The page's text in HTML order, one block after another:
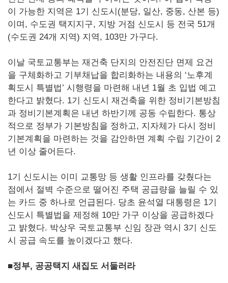
이 가능한 지역은 1기 신도시(분당, 일산, 중동, 산본 등)
이며, 수도권 택지지구, 지방 거점 신도시 등 전국 51개
(수도권 24개 지역) 지역, 103만 가구다.
이날 국토교통부는 재건축 단지의 안전진단 면제 요건
을 구체화하고 기부채납을 합리화하는 내용의 ‘노후계
획도시 특별법’ 시행령을 마련해 내년 1월 초 입법 예고
한다고 밝혔다. 1기 신도시 재건축을 위한 정비기본방침
과 정비기본계획은 내년 하반기께 공동 수립한다. 통상
적으로 정부가 기본방침을 정하고, 지자체가 다시 정비
기본계획을 마련하는 것을 감안하면 계획 수립 기간이 2
년 이상 줄어든다.
1기 신도시는 이미 교통망 등 생활 인프라를 갖췄다는
점에서 절벽 수준으로 떨어진 주택 공급량을 늘릴 수 있
는 카드 중 하나로 언급된다. 당초 윤석열 대통령은 1기
신도시 특별법을 제정해 10만 가구 이상을 공급하겠다
고 밝혔다. 박상우 국토교통부 신임 장관 역시 3기 신도
시 공급 속도를 높이겠다고 했다.
■정부, 공공택지 새집도 서둘러라